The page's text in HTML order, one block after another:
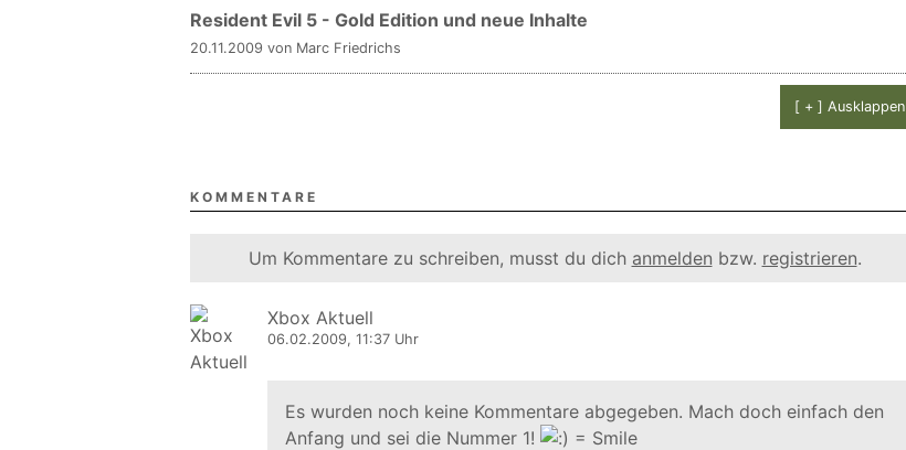
Resident Evil 5 - Gold Edition und neue Inhalte
20.11.2009 von Marc Friedrichs
[ + ] Ausklappen
KOMMENTARE
Um Kommentare zu schreiben, musst du dich anmelden bzw. registrieren.
Xbox Aktuell
06.02.2009, 11:37 Uhr
Es wurden noch keine Kommentare abgegeben. Mach doch einfach den
Anfang und sei die Nummer 1!